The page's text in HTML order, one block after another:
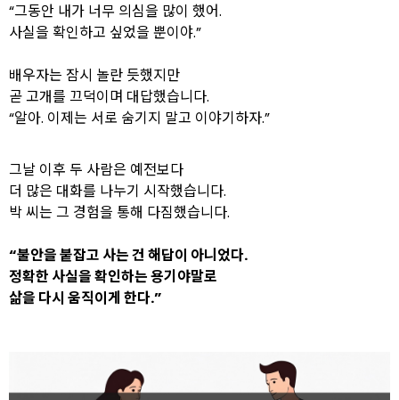
“그동안 내가 너무 의심을 많이 했어.
사실을 확인하고 싶었을 뿐이야.”
배우자는 잠시 놀란 듯했지만
곧 고개를 끄덕이며 대답했습니다.
“알아. 이제는 서로 숨기지 말고 이야기하자.”
그날 이후 두 사람은 예전보다
더 많은 대화를 나누기 시작했습니다.
박 씨는 그 경험을 통해 다짐했습니다.
“불안을 붙잡고 사는 건 해답이 아니었다.
정확한 사실을 확인하는 용기야말로
삶을 다시 움직이게 한다.”